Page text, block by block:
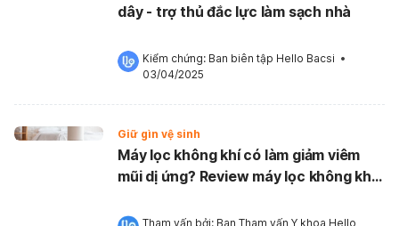
dây - trợ thủ đắc lực làm sạch nhà
Kiểm chứng: Ban biên tập Hello Bacsi •
03/04/2025
Giữ gìn vệ sinh
Máy lọc không khí có làm giảm viêm
mũi dị ứng? Review máy lọc không khí
Tham vấn bởi: Ban Tham vấn Y khoa Hello